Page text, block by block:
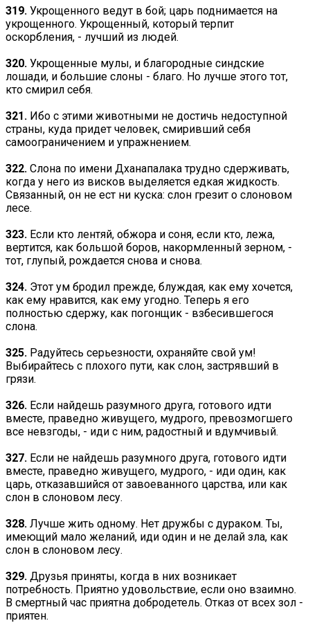
319. Укрощенного ведут в бой; царь поднимается на
укрощенного. Укрощенный, который терпит
оскорбления, - лучший из людей.
320. Укрощенные мулы, и благородные синдские
лошади, и большие слоны - благо. Но лучше этого тот,
кто смирил себя.
321. Ибо с этими животными не достичь недоступной
страны, куда придет человек, смиривший себя
самоограничением и упражнением.
322. Слона по имени Дханапалака трудно сдерживать,
когда у него из висков выделяется едкая жидкость.
Связанный, он не ест ни куска: слон грезит о слоновом
лесе.
323. Если кто лентяй, обжора и соня, если кто, лежа,
вертится, как большой боров, накормленный зерном, -
тот, глупый, рождается снова и снова.
324. Этот ум бродил прежде, блуждая, как ему хочется,
как ему нравится, как ему угодно. Теперь я его
полностью сдержу, как погонщик - взбесившегося
слона.
325. Радуйтесь серьезности, охраняйте свой ум!
Выбирайтесь с плохого пути, как слон, застрявший в
грязи.
326. Если найдешь разумного друга, готового идти
вместе, праведно живущего, мудрого, превозмогшего
все невзгоды, - иди с ним, радостный и вдумчивый.
327. Если не найдешь разумного друга, готового идти
вместе, праведно живущего, мудрого, - иди один, как
царь, отказавшийся от завоеванного царства, или как
слон в слоновом лесу.
328. Лучше жить одному. Нет дружбы с дураком. Ты,
имеющий мало желаний, иди один и не делай зла, как
слон в слоновом лесу.
329. Друзья приняты, когда в них возникает
потребность. Приятно удовольствие, если оно взаимно.
В смертный час приятна добродетель. Отказ от всех зол -
приятен.